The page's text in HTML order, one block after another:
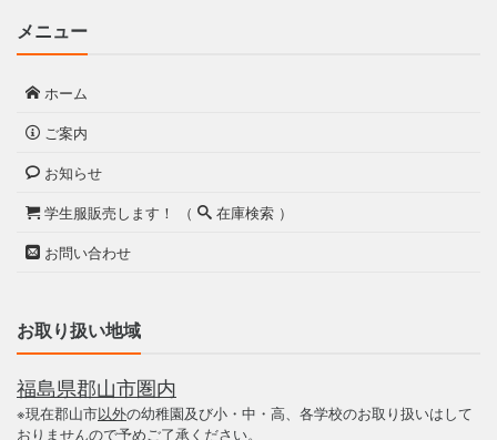
メニュー
ホーム
ご案内
お知らせ
学生服販売します！ （
在庫検索 ）
お問い合わせ
お取り扱い地域
福島県郡山市圏内
※現在郡山市以外の幼稚園及び小・中・高、各学校のお取り扱いはして
おりませんので予めご了承ください。